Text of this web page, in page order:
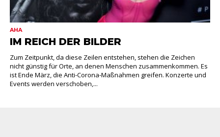
AHA
IM REICH DER BILDER
Zum Zeitpunkt, da diese Zeilen entstehen, stehen die Zeichen
nicht günstig für Orte, an denen Menschen zusammenkommen. Es
ist Ende März, die Anti-Corona-Maßnahmen greifen. Konzerte und
Events werden verschoben,...